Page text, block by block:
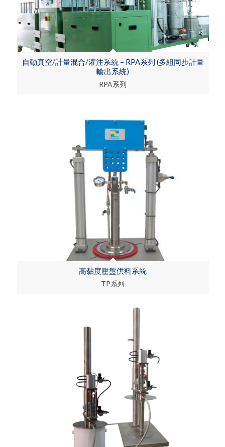
自動真空/計量混合/灌注系統 – RPA系列 (多組同步計量
輸出系統)
RPA系列
高黏度壓盤供料系統
TP系列